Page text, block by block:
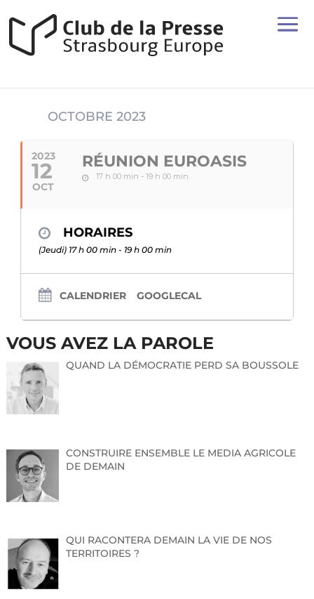
OCTOBRE 2023
2023
12
OCT
RÉUNION EUROASIS
17 h 00 min - 19 h 00 min
HORAIRES
(Jeudi) 17 h 00 min - 19 h 00 min
CALENDRIER GOOGLECAL
VOUS AVEZ LA PAROLE
QUAND LA DÉMOCRATIE PERD SA BOUSSOLE
CONSTRUIRE ENSEMBLE LE MEDIA AGRICOLE
DE DEMAIN
QUI RACONTERA DEMAIN LA VIE DE NOS
TERRITOIRES ?